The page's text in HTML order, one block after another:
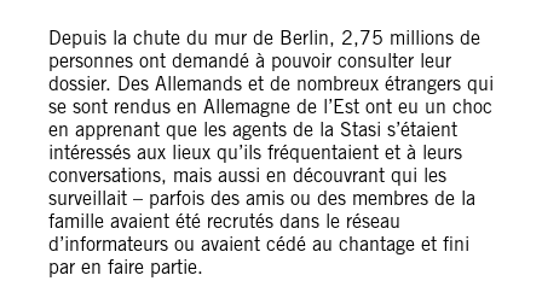
Depuis la chute du mur de Berlin, 2,75 millions de
personnes ont demandé à pouvoir consulter leur
dossier. Des Allemands et de nombreux étrangers qui
se sont rendus en Allemagne de l’Est ont eu un choc
en apprenant que les agents de la Stasi s’étaient
intéressés aux lieux qu’ils fréquentaient et à leurs
conversations, mais aussi en découvrant qui les
surveillait – parfois des amis ou des membres de la
famille avaient été recrutés dans le réseau
d’informateurs ou avaient cédé au chantage et fini
par en faire partie.